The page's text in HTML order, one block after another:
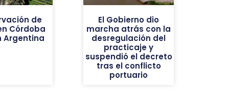
de
Córdoba
Argentina
El Gobierno dio
marcha atrás con la
desregulación del
practicaje y
suspendió el decreto
tras el conflicto
portuario